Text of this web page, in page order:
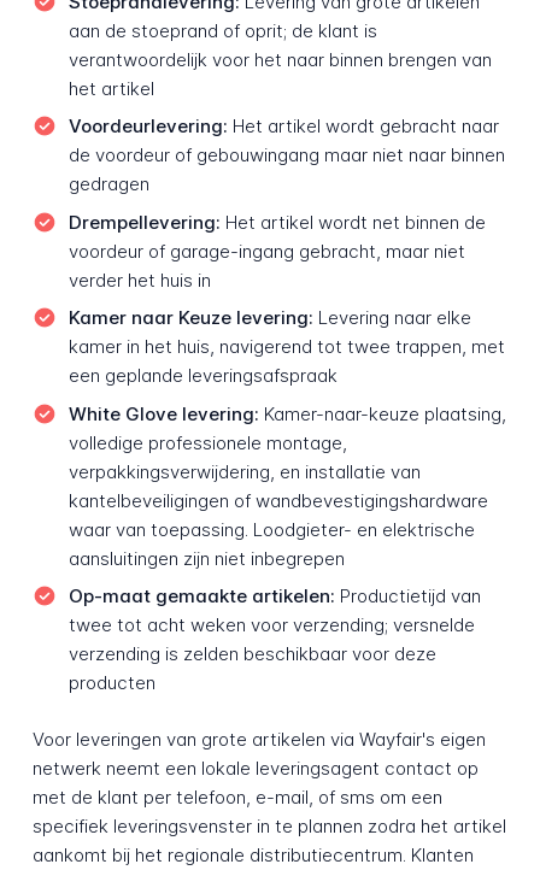
aan de stoeprand of oprit; de klant is
verantwoordelijk voor het naar binnen brengen van
het artikel
Voordeurlevering: Het artikel wordt gebracht naar
de voordeur of gebouwingang maar niet naar binnen
gedragen
Drempellevering: Het artikel wordt net binnen de
voordeur of garage-ingang gebracht, maar niet
verder het huis in
Kamer naar Keuze levering: Levering naar elke
kamer in het huis, navigerend tot twee trappen, met
een geplande leveringsafspraak
White Glove levering: Kamer-naar-keuze plaatsing,
volledige professionele montage,
verpakkingsverwijdering, en installatie van
kantelbeveiligingen of wandbevestigingshardware
waar van toepassing. Loodgieter- en elektrische
aansluitingen zijn niet inbegrepen
Op-maat gemaakte artikelen: Productietijd van
twee tot acht weken voor verzending; versnelde
verzending is zelden beschikbaar voor deze
producten
Voor leveringen van grote artikelen via Wayfair's eigen
netwerk neemt een lokale leveringsagent contact op
met de klant per telefoon, e-mail, of sms om een
specifiek leveringsvenster in te plannen zodra het artikel
aankomt bij het regionale distributiecentrum. Klanten